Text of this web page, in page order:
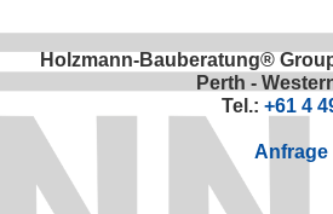
Holzmann-Bauberatung®
Perth -
Tel.: +61 4
Anfrage